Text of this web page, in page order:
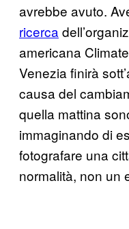
avrebbe avuto.
ricerca
americana
Venezia finirà
causa del
quella mattina
immaginando di
fotografare una
normalità, non un